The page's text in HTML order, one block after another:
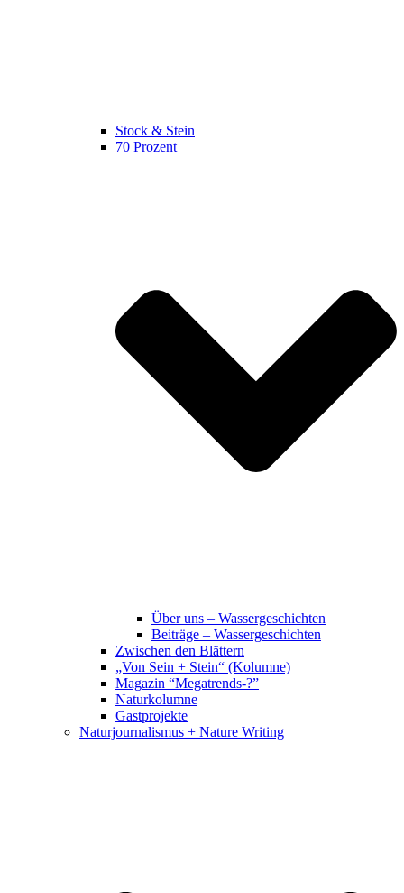
Stock & Stein
70 Prozent
Über uns – Wassergeschichten
Beiträge – Wassergeschichten
Zwischen den Blättern
„Von Sein + Stein“ (Kolumne)
Magazin “Megatrends-?”
Naturkolumne
Gastprojekte
Naturjournalismus + Nature Writing